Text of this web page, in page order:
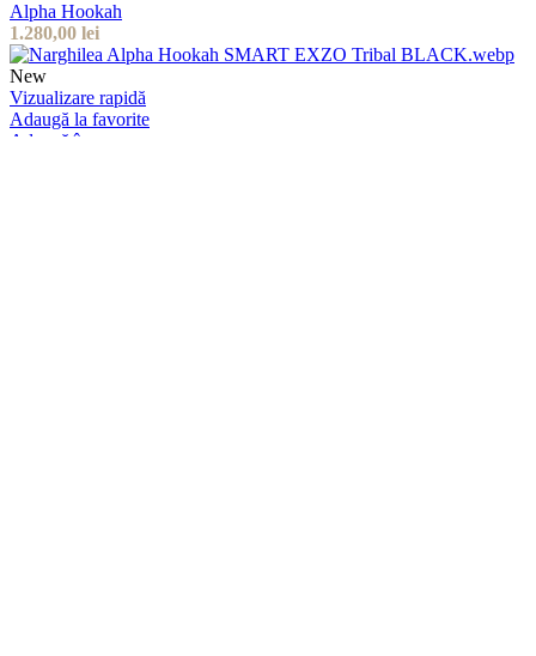
Alpha Hookah
1.280,00 lei
New
Vizualizare rapidă
Adaugă la favorite
Adaugă în coș